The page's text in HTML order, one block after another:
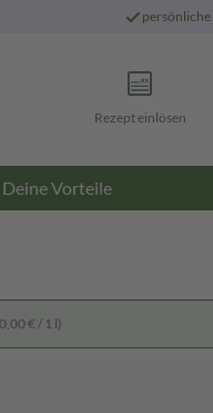
persönliche
Rezept einlösen
Deine Vorteile
€ / 1 l)